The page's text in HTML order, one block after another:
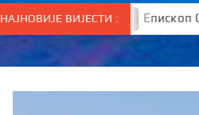
НАЈНОВИЈЕ ВИЈЕСТИ :
Епископ Сергије брутално